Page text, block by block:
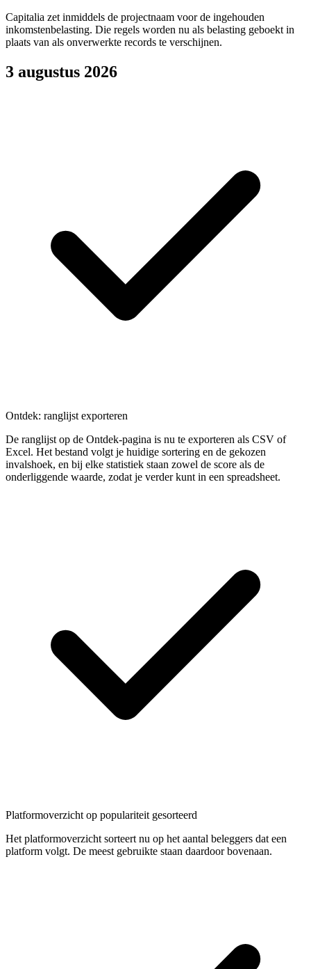
Capitalia zet inmiddels de projectnaam voor de ingehouden
inkomstenbelasting. Die regels worden nu als belasting geboekt in
plaats van als onverwerkte records te verschijnen.
3 augustus 2026
Ontdek: ranglijst exporteren
De ranglijst op de Ontdek-pagina is nu te exporteren als CSV of
Excel. Het bestand volgt je huidige sortering en de gekozen
invalshoek, en bij elke statistiek staan zowel de score als de
onderliggende waarde, zodat je verder kunt in een spreadsheet.
Platformoverzicht op populariteit gesorteerd
Het platformoverzicht sorteert nu op het aantal beleggers dat een
platform volgt. De meest gebruikte staan daardoor bovenaan.